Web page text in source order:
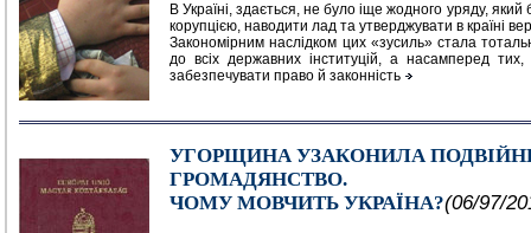
В Україні, здається, не було іще жодного уряду,
корупцією, наводити лад та утверджувати в країні
Закономірним наслідком цих «зусиль» стала
до всіх державних інституцій, а насамперед
забезпечувати право й законність
УГОРЩИНА УЗАКОНИЛА
ГРОМАДЯНСТВО.
ЧОМУ МОВЧИТЬ УКРАЇНА?(06/97/